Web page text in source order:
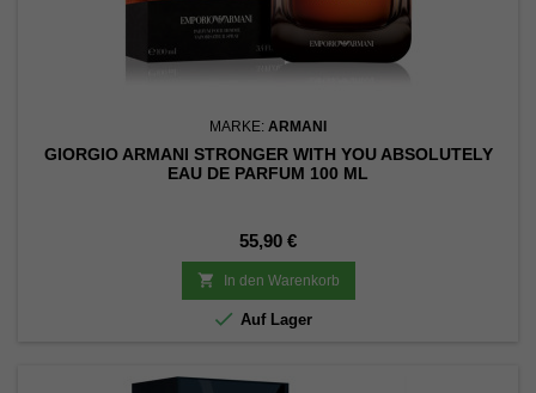
MARKE: ARMANI
GIORGIO ARMANI STRONGER WITH YOU ABSOLUTELY
EAU DE PARFUM 100 ML
Preis
55,90 €
 In den Warenkorb
 Auf Lager